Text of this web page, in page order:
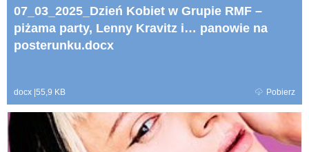
07_03_2025_Dzień Kobiet w Grupie RMF –
piżama party, Lenny Kravitz i… panowie na
posterunku.docx
docx |55,9 KB Pobierz